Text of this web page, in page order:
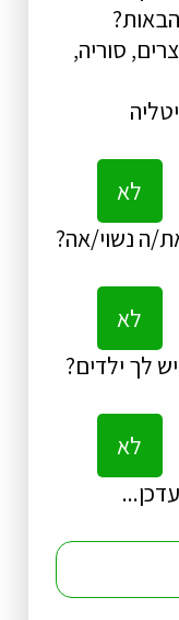
סוריה,
לא
לא
לא